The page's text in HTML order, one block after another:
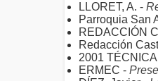
LLORET, A. -
Parroquia San
REDACCIÓN
Redacción
2001
ERMEC -